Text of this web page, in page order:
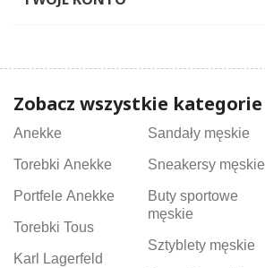
Zobacz wszystkie kategorie
Anekke
Torebki Anekke
Portfele Anekke
Torebki Tous
Karl Lagerfeld
Sandały męskie
Sneakersy męskie
Buty sportowe
męskie
Sztyblety męskie